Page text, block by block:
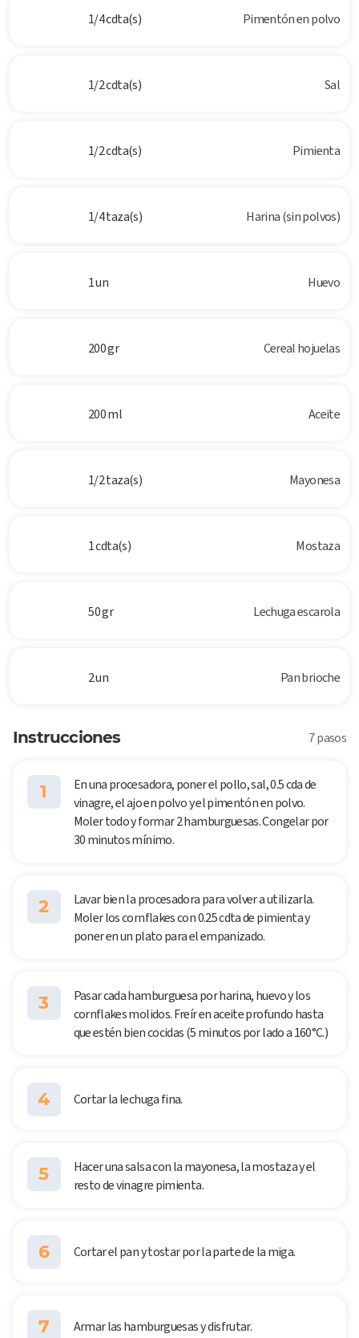
1/4 cdta(s) Pimentón en polvo
1/2 cdta(s) Sal
1/2 cdta(s) Pimienta
1/4 taza(s) Harina (sin polvos)
1 un Huevo
200 gr Cereal hojuelas
200 ml Aceite
1/2 taza(s) Mayonesa
1 cdta(s) Mostaza
50 gr Lechuga escarola
2 un Pan brioche
Instrucciones 7 pasos
1
En una procesadora, poner el pollo, sal, 0.5 cda de
vinagre, el ajo en polvo y el pimentón en polvo.
Moler todo y formar 2 hamburguesas. Congelar por
30 minutos mínimo.
2
Lavar bien la procesadora para volver a utilizarla.
Moler los cornflakes con 0.25 cdta de pimienta y
poner en un plato para el empanizado.
3
Pasar cada hamburguesa por harina, huevo y los
cornflakes molidos. Freír en aceite profundo hasta
que estén bien cocidas (5 minutos por lado a 160°C.)
4 Cortar la lechuga fina.
5
Hacer una salsa con la mayonesa, la mostaza y el
resto de vinagre pimienta.
6 Cortar el pan y tostar por la parte de la miga.
7 Armar las hamburguesas y disfrutar.